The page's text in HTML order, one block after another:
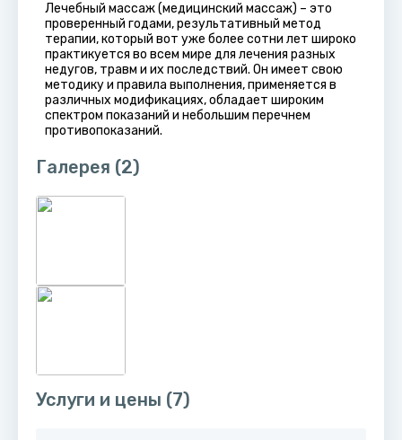
Лечебный массаж (медицинский массаж) – это
проверенный годами, результативный метод
терапии, который вот уже более сотни лет широко
практикуется во всем мире для лечения разных
недугов, травм и их последствий. Он имеет свою
методику и правила выполнения, применяется в
различных модификациях, обладает широким
спектром показаний и небольшим перечнем
противопоказаний.
Галерея (2)
Услуги и цены (7)